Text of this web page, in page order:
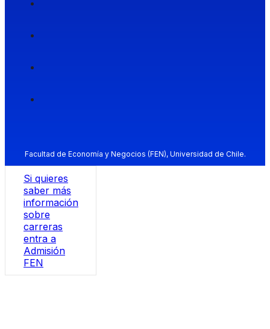
Facultad de Economía y Negocios (FEN), Universidad de Chile.
Si quieres
saber más
información
sobre
carreras
entra a
Admisión
FEN